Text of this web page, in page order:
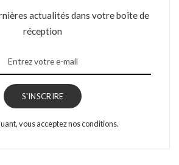
actualités dans votre boîte de
réception
S'INSCRIRE
vous acceptez nos conditions.